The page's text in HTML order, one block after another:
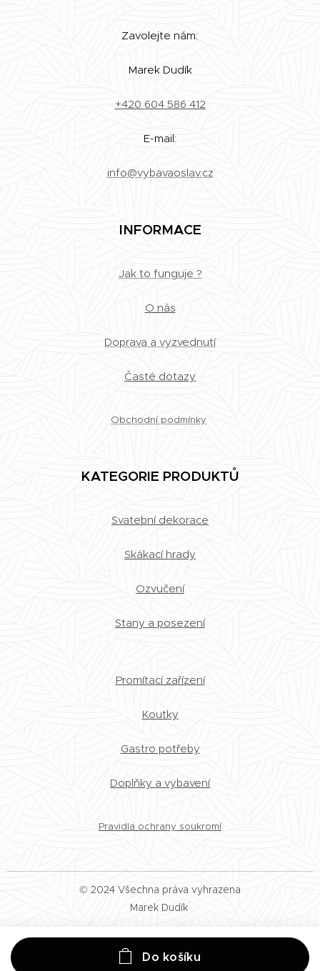
Do košíku
Zavolejte nám:
Marek Dudík
+420 604 586 412
E-mail:
info@vybavaoslav.cz
INFORMACE
Jak to funguje ?
O nás
Doprava a vyzvednutí
Časté dotazy
Obchodní podmínky
KATEGORIE PRODUKTŮ
Svatební dekorace
Skákací hrady
Ozvučení
Stany a posezení
Promítací zařízení
Koutky
Gastro potřeby
Doplňky a vybavení
Pravidla ochrany soukromí
© 2024 Všechna práva vyhrazena
Marek Dudík